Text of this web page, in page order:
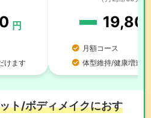
円
けます
月額コース
体型維持/健康増進
ト/ボディメイクにおす